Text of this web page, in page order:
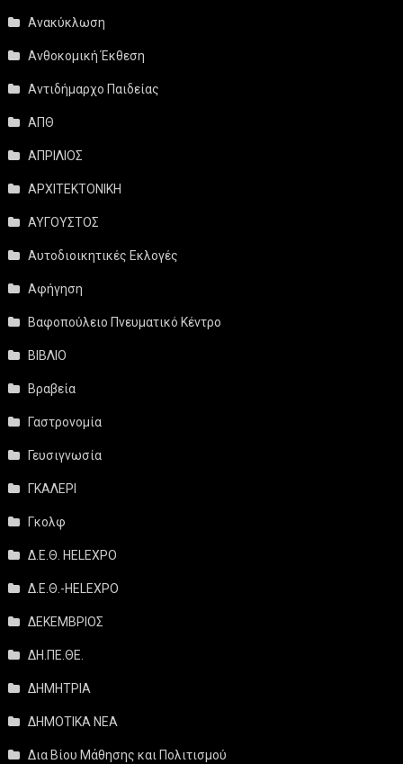
Ανακύκλωση
Ανθοκομική Έκθεση
Αντιδήμαρχο Παιδείας
ΑΠΘ
ΑΠΡΙΛΙΟΣ
ΑΡΧΙΤΕΚΤΟΝΙΚΗ
ΑΥΓΟΥΣΤΟΣ
Αυτοδιοικητικές Εκλογές
Αφήγηση
Βαφοπούλειο Πνευματικό Κέντρο
ΒΙΒΛΙΟ
Βραβεία
Γαστρονομία
Γευσιγνωσία
ΓΚΑΛΕΡΙ
Γκολφ
Δ.Ε.Θ. HELEXPO
Δ.Ε.Θ.-HELEXPO
ΔΕΚΕΜΒΡΙΟΣ
ΔΗ.ΠΕ.ΘΕ.
ΔΗΜΗΤΡΙΑ
ΔΗΜΟΤΙΚΑ ΝΕΑ
Δια Βίου Μάθησης και Πολιτισμού